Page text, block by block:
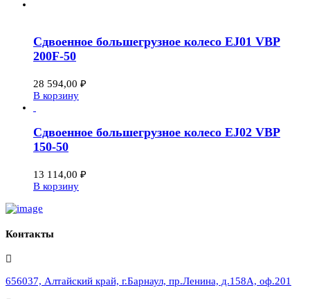
Сдвоенное большегрузное колесо EJ01 VBP
200F-50
28 594,00 ₽
В корзину
Сдвоенное большегрузное колесо EJ02 VBP
150-50
13 114,00 ₽
В корзину
Контакты
656037, Алтайский край, г.Барнаул, пр.Ленина, д.158А, оф.201